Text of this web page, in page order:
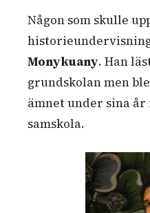
Någon som skulle
Monykuany. Han
grundskolan men
ämnet under sina
samskola.